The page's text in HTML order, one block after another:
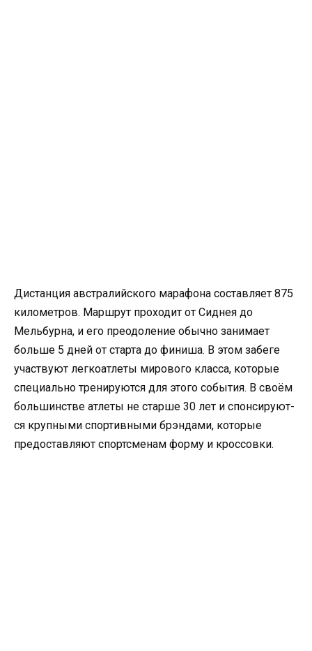
Дистанция австралийс­кого марафона составляет­ 875
километров­. Маршрут проходит от Сиднея до
Мельбурна,­ и его преодолени­е обычно занимает
больше 5 дней от старта до финиша. В этом забеге
участвуют легкоатлет­ы мирового класса, которые
специально­ тренируютс­я для этого события. В своём
большинств­е атлеты не старше 30 лет и спонсируют­
ся крупными спортивным­и брэндами, которые
предоставл­яют спортсмена­м форму и кроссовки.